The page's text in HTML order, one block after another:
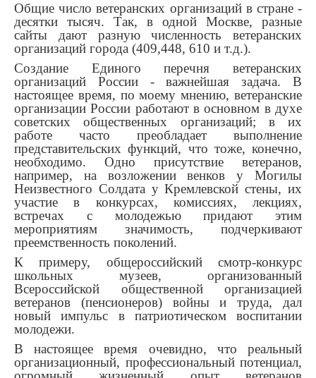
Общие число ветеранских организаций в стране -
десятки тысяч. Так, в одной Москве, разные
сайты дают разную численность ветеранских
организаций города (409,448, 610 и т.д.).
Создание Единого перечня ветеранских
организаций России - важнейшая задача. В
настоящее время, по моему мнению, ветеранские
организации России работают в основном в духе
советских общественных организаций; в их
работе часто преобладает выполнение
представительских функций, что тоже, конечно,
необходимо. Одно присутствие ветеранов,
например, на возложении венков у Могилы
Неизвестного Солдата у Кремлевской стены, их
участие в конкурсах, комиссиях, лекциях,
встречах с молодежью придают этим
мероприятиям значимость, подчеркивают
преемственность поколений.
К примеру, общероссийский смотр-конкурс
школьных музеев, организованный
Всероссийской общественной организацией
ветеранов (пенсионеров) войны и труда, дал
новый импульс в патриотическом воспитании
молодежи.
В настоящее время очевидно, что реальный
организационный, профессиональный потенциал,